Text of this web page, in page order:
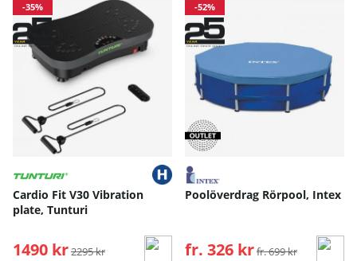
-35%
Cardio Fit V30 Vibration
plate, Tunturi
1490 kr Ordinarie pris:
2295 kr
-52%
Poolöverdrag Rörpool, Intex
fr. 326 kr Ordinarie pris:
fr. 699 kr